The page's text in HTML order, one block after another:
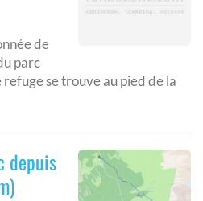
de
parc
se trouve au pied de la
depuis